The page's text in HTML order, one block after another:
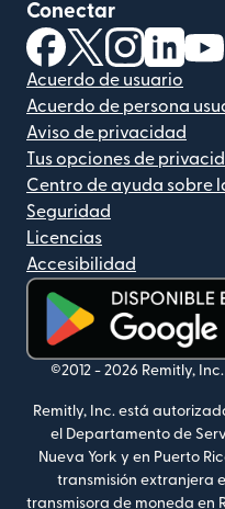
Conectar
(se abre en una
(se abre en
(se abre
(se
Acuerdo de usuario
Acuerdo de persona
Aviso de privacidad
Tus opciones de
Centro de ayuda sobre
Seguridad
Licencias
Accesibilidad
(se abre en una ventana
©2012 - 2026 Remitly, Inc.
Remitly, Inc. está
el Departamento de
Nueva York y en Puerto
transmisión extranjera
transmisora de moneda en